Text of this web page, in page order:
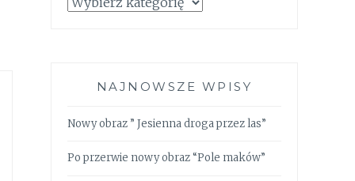
NAJNOWSZE WPISY
Nowy obraz ” Jesienna droga przez las”
Po przerwie nowy obraz “Pole maków”